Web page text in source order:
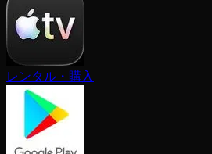
レンタル・購入